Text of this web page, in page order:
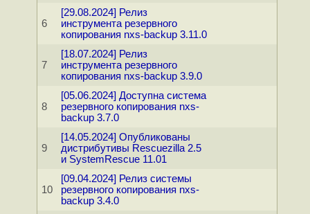
6
[29.08.2024] Релиз
инструмента резервного
копирования nxs-backup 3.11.0
7
[18.07.2024] Релиз
инструмента резервного
копирования nxs-backup 3.9.0
8
[05.06.2024] Доступна система
резервного копирования nxs-
backup 3.7.0
9
[14.05.2024] Опубликованы
дистрибутивы Rescuezilla 2.5
и SystemRescue 11.01
10
[09.04.2024] Релиз системы
резервного копирования nxs-
backup 3.4.0